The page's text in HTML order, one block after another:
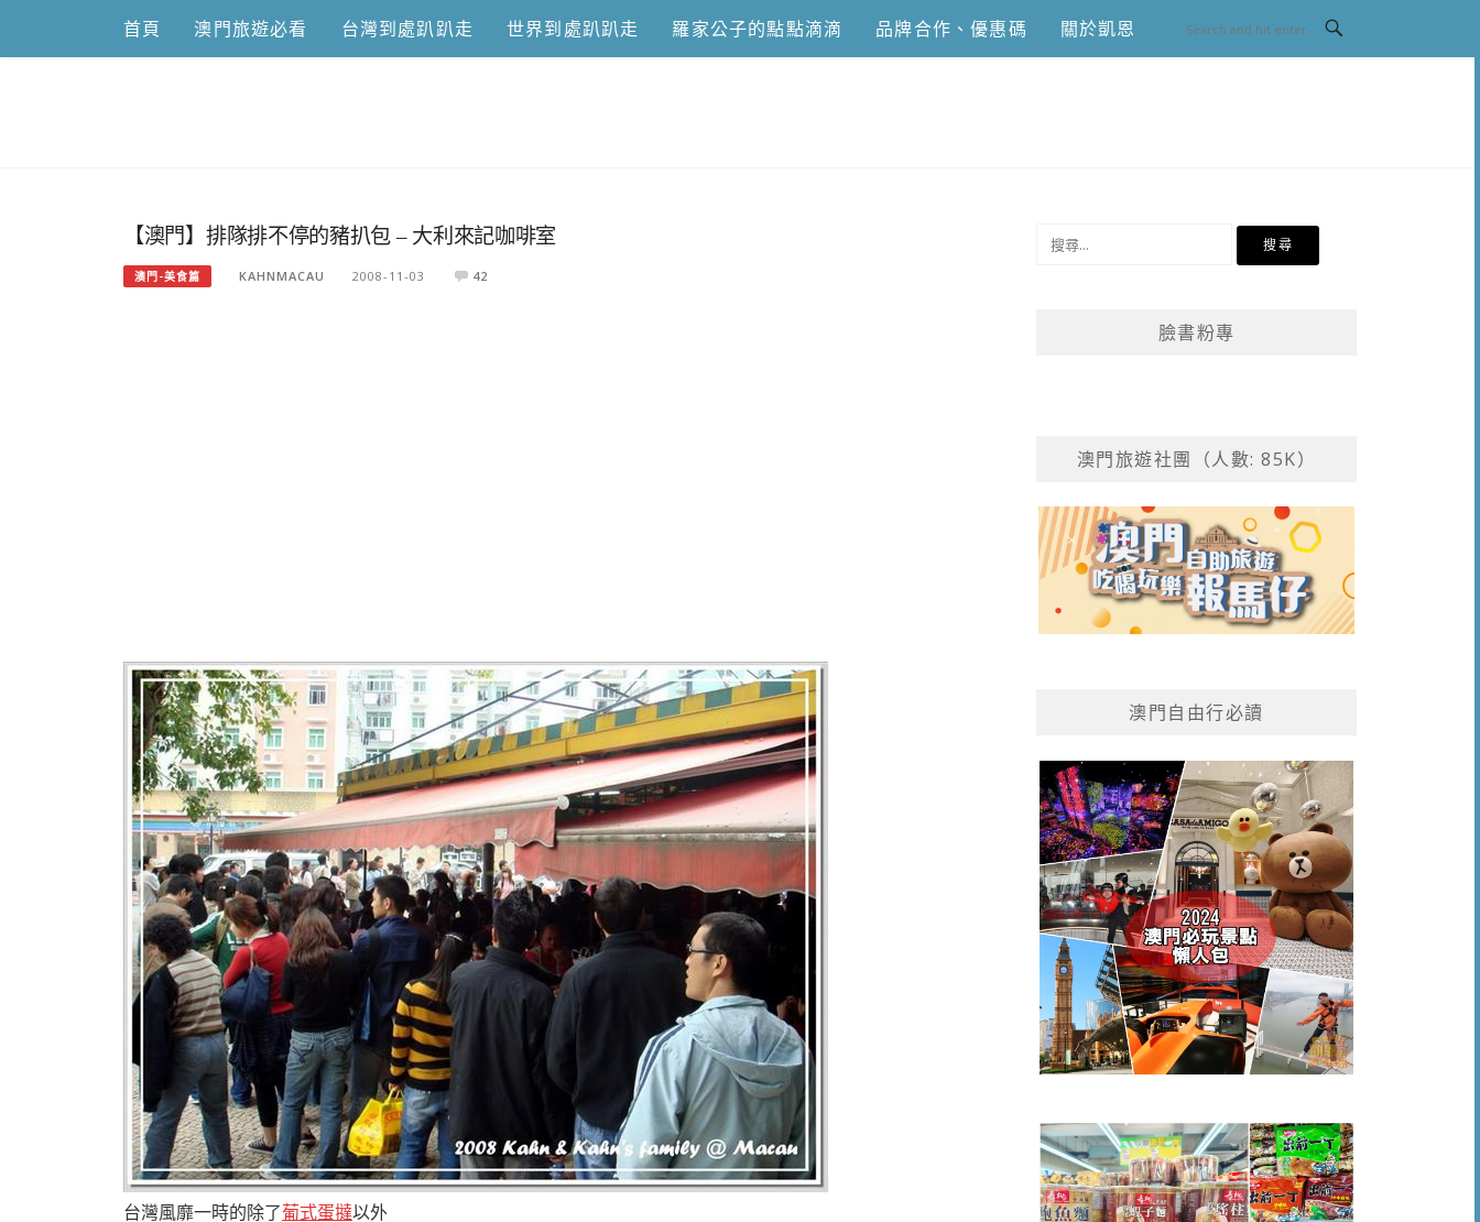
content
首頁 澳門旅遊必看 台灣到處趴趴走 世界到處趴趴走 羅家公子的點點滴滴 品牌合作、優惠碼 關於凱恩
【澳門】排隊排不停的豬扒包 – 大利來記咖啡室
澳門-美食篇 KAHNMACAU 2008-11-03 42
台灣風靡一時的除了葡式蛋撻以外
臉書粉專
澳門旅遊社團（人數: 85K）
澳門自由行必讀